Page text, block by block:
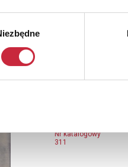
olej, płótno; 68 x 87
estymacja: 9 000 - 11
Władysław
Nr katalogowy
311